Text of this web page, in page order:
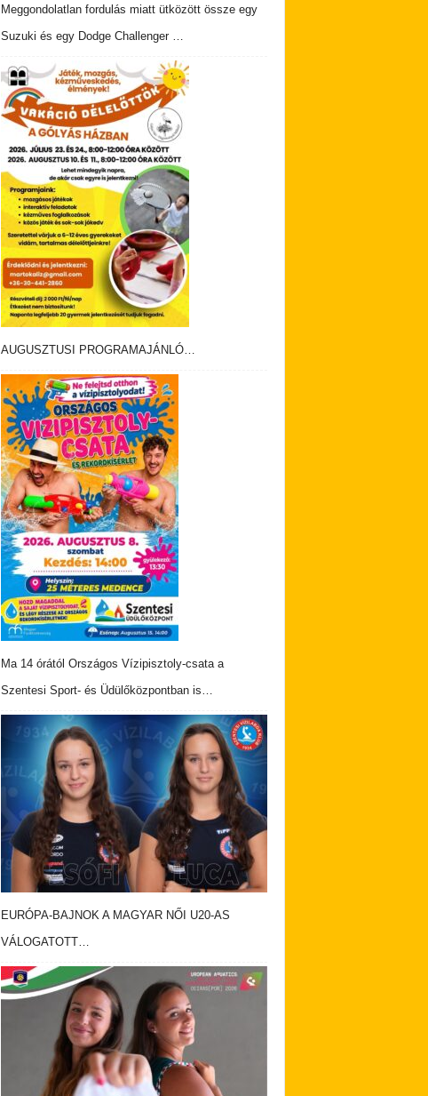
Meggondolatlan fordulás miatt ütközött össze egy
Suzuki és egy Dodge Challenger …
AUGUSZTUSI PROGRAMAJÁNLÓ…
Ma 14 órától Országos Vízipisztoly-csata a
Szentesi Sport- és Üdülőközpontban is…
EURÓPA-BAJNOK A MAGYAR NŐI U20-AS
VÁLOGATOTT…